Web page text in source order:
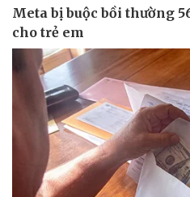
Thể thao
Bóng đá
Lịch thi đấu bóng đá
Thế giới thể thao
eSports
Hậu trường